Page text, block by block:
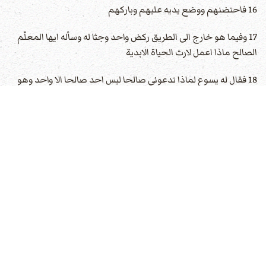
16 فاحتضنهم ووضع يديه عليهم وباركهم
17 وفيما هو خارج الى الطريق ركض واحد وجثا له وسأله ايها المعلّم
الصالح ماذا اعمل لارث الحياة الابدية
18 فقال له يسوع لماذا تدعوني صالحا ليس احد صالحا الا واحد وهو